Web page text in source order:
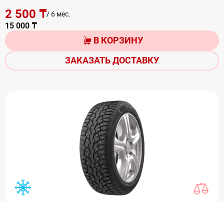
2 500 ₸/ 6 мес.
15 000 ₸
В КОРЗИНУ
ЗАКАЗАТЬ ДОСТАВКУ